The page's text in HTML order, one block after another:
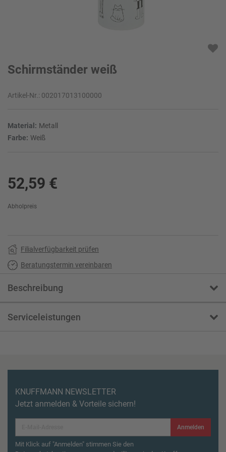
Schirmständer weiß
Artikel-Nr.: 002017013100000
Material: Metall
Farbe: Weiß
52,59 €
Abholpreis
Filialverfügbarkeit prüfen
Beratungstermin vereinbaren
Beschreibung
Serviceleistungen
KNUFFMANN NEWSLETTER
Jetzt anmelden & Vorteile sichern!
Anmelden
Mit Klick auf "Anmelden" stimmen Sie den